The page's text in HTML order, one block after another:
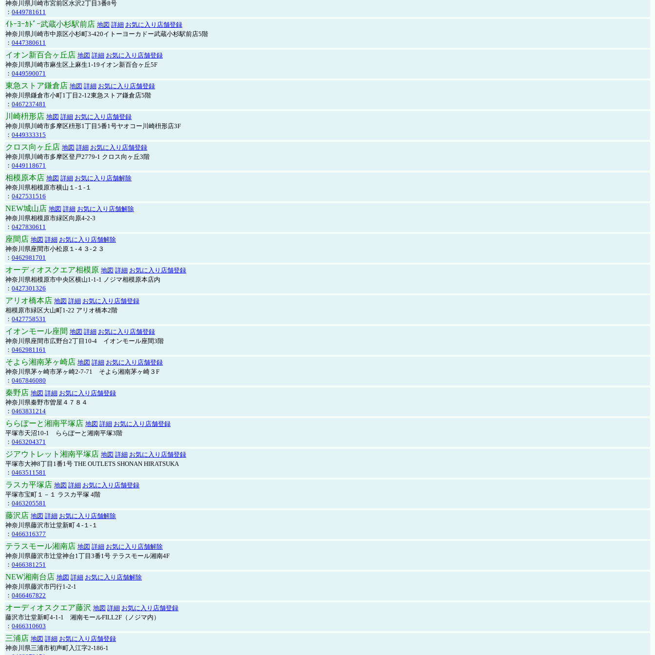
神奈川県川崎市宮前区水沢2丁目3番8号
： 0449781611
ｲﾄｰﾖｰｶﾄﾞｰ武蔵小杉駅前店 地図 詳細 お気に入り店舗登録
神奈川県川崎市中原区小杉町3-420イトーヨーカドー武蔵小杉駅前店5階
： 0447380611
イオン新百合ヶ丘店 地図 詳細 お気に入り店舗登録
神奈川県川崎市麻生区上麻生1-19イオン新百合ヶ丘5F
： 0449590071
東急ストア鎌倉店 地図 詳細 お気に入り店舗登録
神奈川県鎌倉市小町1丁目2-12東急ストア鎌倉店5階
： 0467237481
川崎枡形店 地図 詳細 お気に入り店舗登録
神奈川県川崎市多摩区枡形1丁目5番1号ヤオコー川崎枡形店3F
： 0449333315
クロス向ヶ丘店 地図 詳細 お気に入り店舗登録
神奈川県川崎市多摩区登戸2779-1 クロス向ヶ丘3階
： 0449118671
相模原本店 地図 詳細 お気に入り店舗解除
神奈川県相模原市横山１-１-１
： 0427531516
NEW城山店 地図 詳細 お気に入り店舗解除
神奈川県相模原市緑区向原4-2-3
： 0427830611
座間店 地図 詳細 お気に入り店舗解除
神奈川県座間市小松原１-４３-２３
： 0462981701
オーディオスクエア相模原 地図 詳細 お気に入り店舗登録
神奈川県相模原市中央区横山1-1-1 ノジマ相模原本店内
： 0427301326
アリオ橋本店 地図 詳細 お気に入り店舗登録
相模原市緑区大山町1-22 アリオ橋本2階
： 0427758531
イオンモール座間 地図 詳細 お気に入り店舗登録
神奈川県座間市広野台2丁目10-4 イオンモール座間3階
： 0462981161
そよら湘南茅ヶ崎店 地図 詳細 お気に入り店舗登録
神奈川県茅ヶ崎市茅ヶ崎2‐7‐71 そよら湘南茅ヶ崎３F
： 0467846080
秦野店 地図 詳細 お気に入り店舗登録
神奈川県秦野市曽屋４７８４
： 0463831214
ららぽーと湘南平塚店 地図 詳細 お気に入り店舗登録
平塚市天沼10-1 ららぽーと湘南平塚3階
： 0463204371
ジアウトレット湘南平塚店 地図 詳細 お気に入り店舗登録
平塚市大神8丁目1番1号 THE OUTLETS SHONAN HIRATSUKA
： 0463511581
ラスカ平塚店 地図 詳細 お気に入り店舗登録
平塚市宝町１－１ ラスカ平塚 4階
： 0463205581
藤沢店 地図 詳細 お気に入り店舗解除
神奈川県藤沢市辻堂新町４-１-１
： 0466316377
テラスモール湘南店 地図 詳細 お気に入り店舗解除
神奈川県藤沢市辻堂神台1丁目3番1号 テラスモール湘南4F
： 0466381251
NEW湘南台店 地図 詳細 お気に入り店舗解除
神奈川県藤沢市円行1-2-1
： 0466467822
オーディオスクエア藤沢 地図 詳細 お気に入り店舗登録
藤沢市辻堂新町4-1-1 湘南モールFILL2F（ノジマ内）
： 0466310603
三浦店 地図 詳細 お気に入り店舗登録
神奈川県三浦市初声町入江字2-186-1